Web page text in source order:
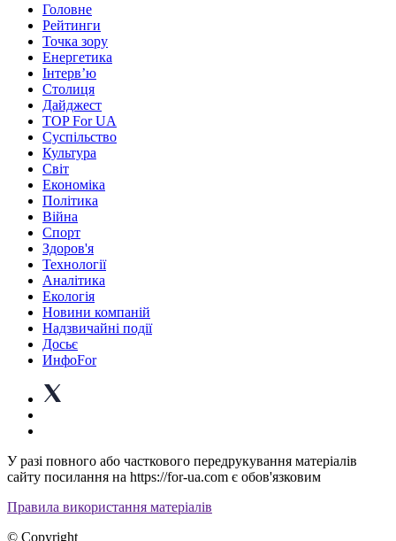
Головне
Рейтинги
Точка зору
Енергетика
Інтерв’ю
Столиця
Дайджест
TOP For UA
Суспiльство
Культура
Світ
Економіка
Політика
Війна
Спорт
Здоров'я
Технології
Аналітика
Екологія
Новини компаній
Надзвичайні події
Досьє
ИнфоFor
У разі повного або часткового передрукування матеріалів
сайту посилання на https://for-ua.com є обов'язковим
Правила використання матеріалів
© Copyright